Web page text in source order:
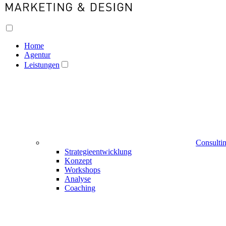
Home
Agentur
Leistungen
Strategieentwicklung
Konzept
Workshops
Analyse
Coaching